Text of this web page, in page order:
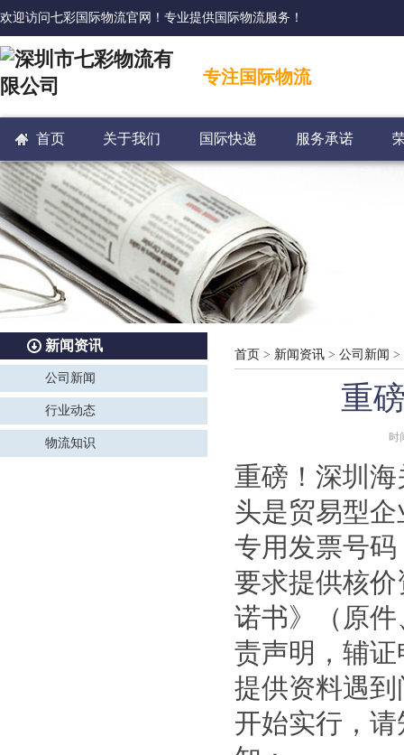
欢迎访问七彩国际物流官网！专业提供国际物流服务！
专注国际物流
首页 关于我们 国际快递 服务承诺
新闻资讯
公司新闻
行业动态
物流知识
首页 > 新闻资讯 > 公司新闻 >
重
时
重磅！深圳
头是贸易型
专用发票号
要求提供核
诺书》（原
责声明，辅
提供资料遇到
开始实行，